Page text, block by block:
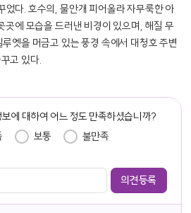
다. 호수의, 물안개 피어올라 자무룩한 아
곳에 모습을 드러낸 비경이 있으며, 해질 무
엣을 머금고 있는 풍경 속에서 대청호 주변
고 있다.
에 대하여 어느 정도 만족하셨습니까?
보통
불만족